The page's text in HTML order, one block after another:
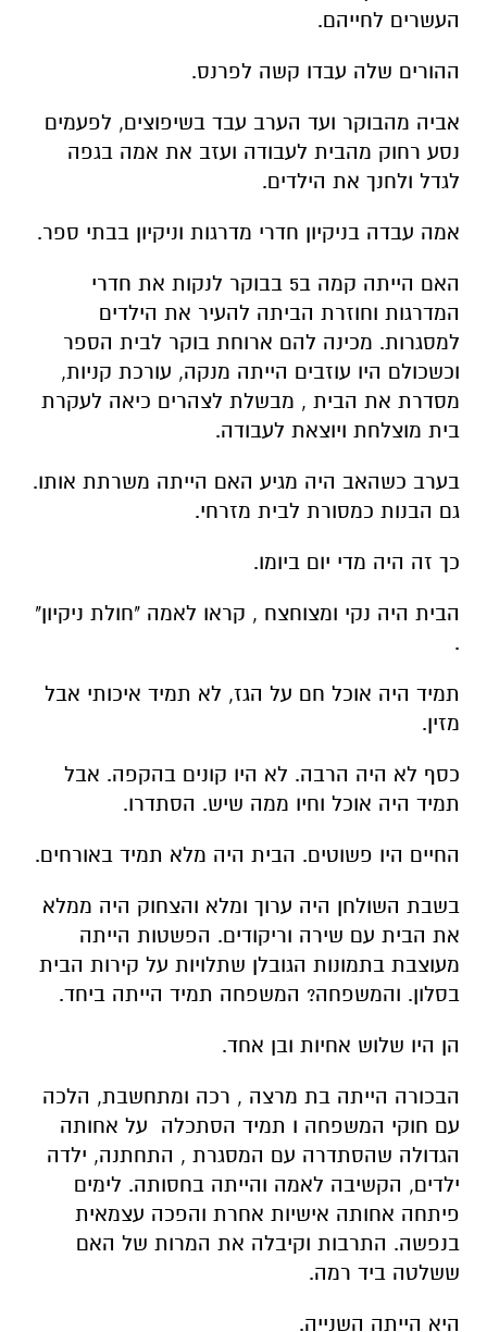
העשרים לחייהם.
ההורים שלה עבדו קשה לפרנס.
אביה מהבוקר ועד הערב עבד בשיפוצים, לפעמים
נסע רחוק מהבית לעבודה ועזב את אמה בגפה
לגדל ולחנך את הילדים.
אמה עבדה בניקיון חדרי מדרגות וניקיון בבתי ספר.
האם הייתה קמה ב5 בבוקר לנקות את חדרי
המדרגות וחוזרת הביתה להעיר את הילדים
למסגרות. מכינה להם ארוחת בוקר לבית הספר
וכשכולם היו עוזבים הייתה מנקה, עורכת קניות,
מסדרת את הבית , מבשלת לצהרים כיאה לעקרת
בית מוצלחת ויוצאת לעבודה.
בערב כשהאב היה מגיע האם הייתה משרתת אותו.
גם הבנות כמסורת לבית מזרחי.
כך זה היה מדי יום ביומו.
הבית היה נקי ומצוחצח , קראו לאמה "חולת ניקיון"
.
תמיד היה אוכל חם על הגז, לא תמיד איכותי אבל
מזין.
כסף לא היה הרבה. לא היו קונים בהקפה. אבל
תמיד היה אוכל וחיו ממה שיש. הסתדרו.
החיים היו פשוטים. הבית היה מלא תמיד באורחים.
בשבת השולחן היה ערוך ומלא והצחוק היה ממלא
את הבית עם שירה וריקודים. הפשטות הייתה
מעוצבת בתמונות הגובלן שתלויות על קירות הבית
בסלון. והמשפחה? המשפחה תמיד הייתה ביחד.
הן היו שלוש אחיות ובן אחד.
הבכורה הייתה בת מרצה , רכה ומתחשבת, הלכה
עם חוקי המשפחה ו תמיד הסתכלה על אחותה
הגדולה שהסתדרה עם המסגרת , התחתנה, ילדה
ילדים, הקשיבה לאמה והייתה בחסותה. לימים
פיתחה אחותה אישיות אחרת והפכה עצמאית
בנפשה. התרבות וקיבלה את המרות של האם
ששלטה ביד רמה.
היא הייתה השנייה.